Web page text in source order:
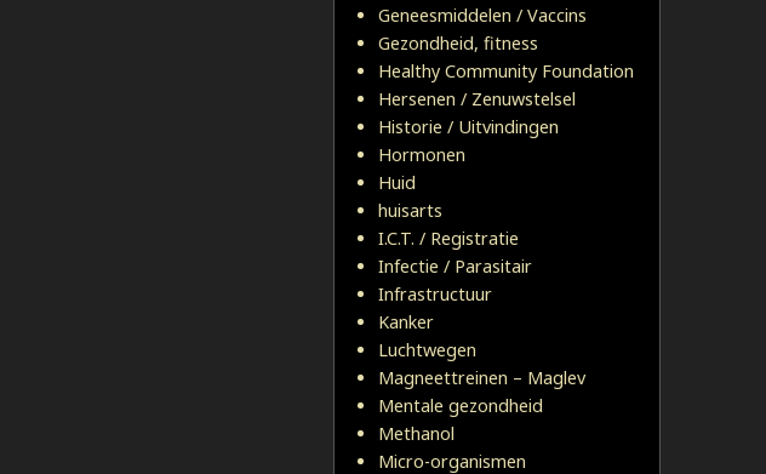
Geneesmiddelen / Vaccins
Gezondheid, fitness
Healthy Community Foundation
Hersenen / Zenuwstelsel
Historie / Uitvindingen
Hormonen
Huid
huisarts
I.C.T. / Registratie
Infectie / Parasitair
Infrastructuur
Kanker
Luchtwegen
Magneettreinen – Maglev
Mentale gezondheid
Methanol
Micro-organismen